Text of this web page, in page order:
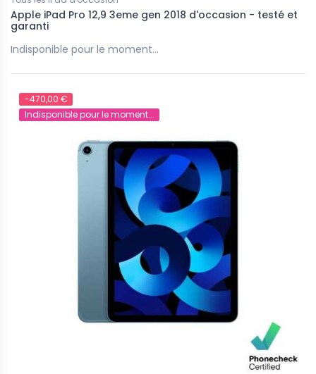
Apple iPad Pro 12,9 3eme gen 2018 d'occasion - testé et
garanti
Indisponible pour le moment...
-470,00 €
Indisponible pour le moment...